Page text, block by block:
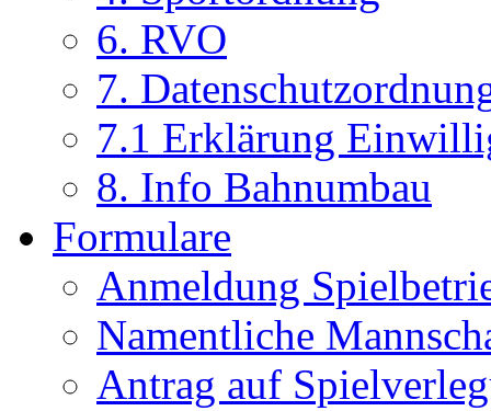
6. RVO
7.
7.1 Erklärung
8. Info Bahnumbau
Formulare
Anmeldung
Namentliche
Antrag auf